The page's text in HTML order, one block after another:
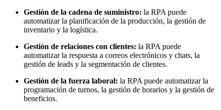
Gestión de la cadena de suministro: la RPA puede
automatizar la planificación de la producción, la gestión de
inventario y la logística.
Gestión de relaciones con clientes: la RPA puede
automatizar la respuesta a correos electrónicos y chats, la
gestión de leads y la segmentación de clientes.
Gestión de la fuerza laboral: la RPA puede automatizar la
programación de turnos, la gestión de horarios y la gestión de
beneficios.